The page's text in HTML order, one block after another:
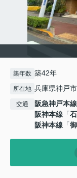
築年数 築42年
所在地 兵庫県神戸
交通 阪急神戸本線
阪神本線 「
阪神本線 「